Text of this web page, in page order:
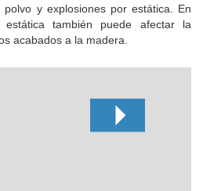
y explosiones por estática. En
estática también puede afectar la
acabados a la madera.